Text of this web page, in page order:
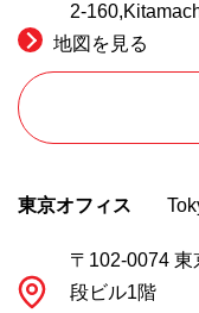
2-
地図を見る
東京オフィス
〒102-0074
段ビル1階